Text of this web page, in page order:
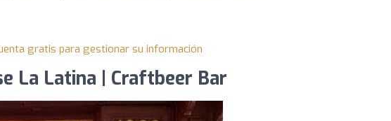
gratis para gestionar su información
La Latina | Craftbeer Bar